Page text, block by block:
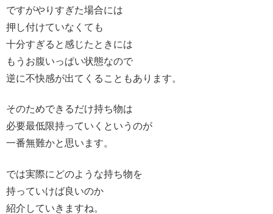
ですがやりすぎた場合には
押し付けていなくても
十分すぎると感じたときには
もうお腹いっぱい状態なので
逆に不快感が出てくることもあります。
そのためできるだけ持ち物は
必要最低限持っていくというのが
一番無難かと思います。
では実際にどのような持ち物を
持っていけば良いのか
紹介していきますね。